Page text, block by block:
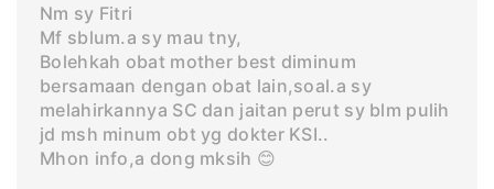
Nm sy Fitri
Mf sblum.a sy mau tny,
Bolehkah obat mother best diminum
bersamaan dengan obat lain,soal.a sy
melahirkannya SC dan jaitan perut sy blm pulih
jd msh minum obt yg dokter KSI..
Mhon info,a dong mksih 😊